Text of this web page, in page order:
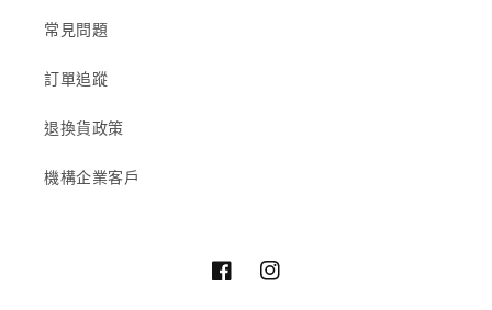
常見問題
訂單追蹤
退換貨政策
機構企業客戶
FacebookInstagram